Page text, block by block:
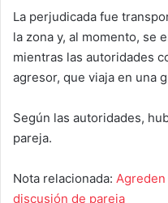
La perjudicada fue
la zona y, al momento, se
mientras las autoridades
agresor, que viaja en una
Según las autoridades,
pareja.
Nota relacionada:
discusión de pareja